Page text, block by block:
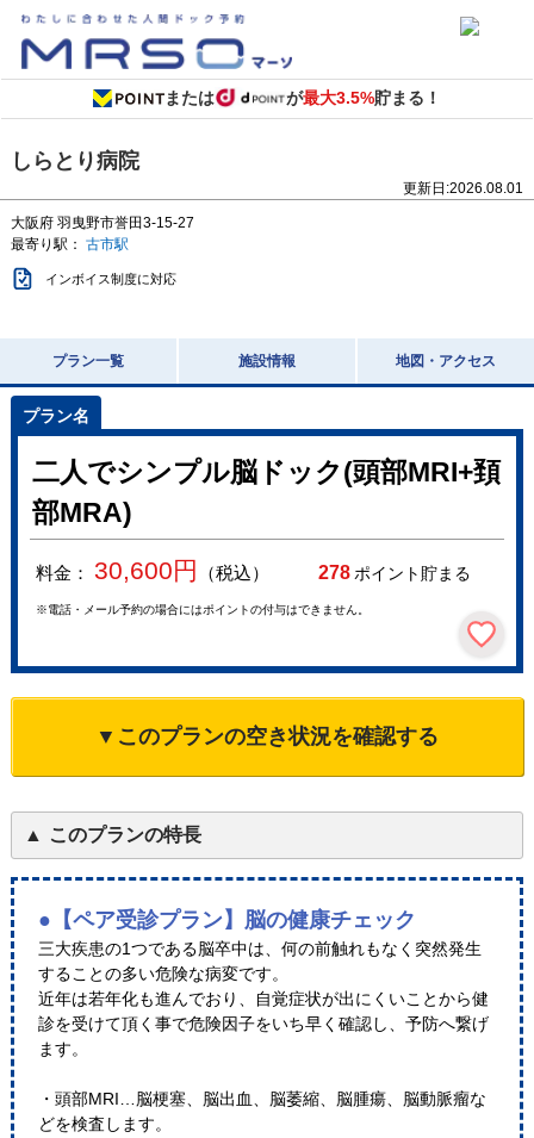
または が最大3.5%貯まる！
しらとり病院
更新日:2026.08.01
大阪府 羽曳野市誉田3-15-27
最寄り駅： 古市駅
インボイス制度に対応
プラン一覧 施設情報 地図・アクセス
二人でシンプル脳ドック(頭部MRI+頚
部MRA)
料金： 30,600円 （税込） 278ポイント貯まる
※電話・メール予約の場合にはポイントの付与はできません。
▼このプランの空き状況を確認する
このプランの特長
●【ペア受診プラン】脳の健康チェック
三大疾患の1つである脳卒中は、何の前触れもなく突然発生
することの多い危険な病変です。
近年は若年化も進んでおり、自覚症状が出にくいことから健
診を受けて頂く事で危険因子をいち早く確認し、予防へ繋げ
ます。
・頭部MRI…脳梗塞、脳出血、脳萎縮、脳腫瘍、脳動脈瘤な
どを検査します。